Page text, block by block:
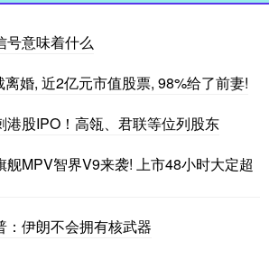
号意味着什么
婚, 近2亿元市值股票, 98%给了前妻!
港股IPO！高瓴、君联等位列股东
舰MPV智界V9来袭! 上市48小时大定超
：伊朗不会拥有核武器